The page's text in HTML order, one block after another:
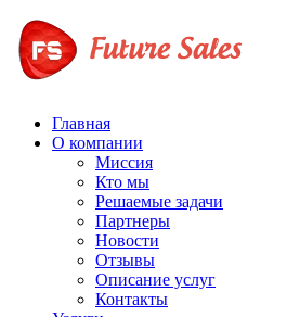
Главная
О компании
Миссия
Кто мы
Решаемые задачи
Партнеры
Новости
Отзывы
Описание услуг
Контакты